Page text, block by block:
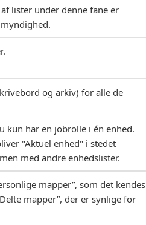
lister under denne fane er
og arkiv) for alle de
kun har en jobrolle i én enhed.
"Aktuel enhed" i stedet
med andre enhedslister.
mapper”, som det kendes
mapper”, der er synlige for